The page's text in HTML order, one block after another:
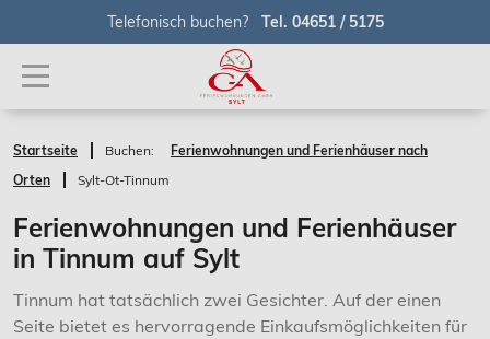
Telefonisch buchen? Tel. 04651 / 5175
Startseite Buchen:
Ferienwohnungen und Ferienhäuser nach
Orten
Sylt-Ot-Tinnum
Ferienwohnungen und Ferienhäuser
in Tinnum auf Sylt
Tinnum hat tatsächlich zwei Gesichter. Auf der einen
Seite bietet es hervorragende Einkaufsmöglichkeiten für